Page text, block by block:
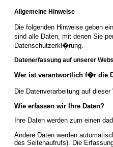
Allgemeine Hinweise
Die folgenden Hinweise geben
sind alle Daten, mit denen Sie
Datenschutzerkl�rung.
Datenerfassung auf unserer
Wer ist verantwortlich f�r die
Die Datenverarbeitung auf
Wie erfassen wir Ihre Daten?
Ihre Daten werden zum einen
Andere Daten werden
des Seitenaufrufs). Die